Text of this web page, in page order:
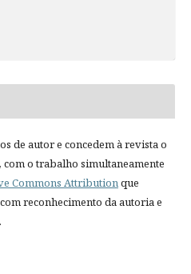
de autor e concedem à revista o
o trabalho simultaneamente
Commons Attributionque
reconhecimento da autoria e